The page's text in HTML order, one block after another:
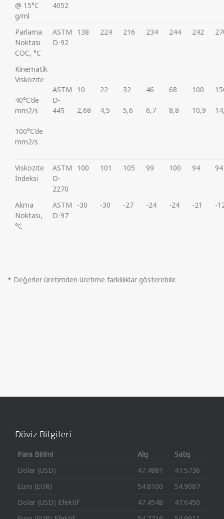
@ 15°C
g/ml
4052
Parlama
Noktası
COC, °C
ASTM
D-92
138 224 216 234 244 242
Kinematik
Viskozite
40°C’de
mm2/s
100°C’de
mm2/s
ASTM
D-
445
10
2,68
22
4,5
32
5,6
46
6,7
68
8,8
100
10,9
Viskozite
İndeksi
ASTM
D-
2270
100 101 105 99 100 94 94
Akma
Noktası,
°C
ASTM
D-97
-30 -30 -27 -24 -24 -21 -
* Değerler üretimden üretime farklılıklar gösterebilir.
Döviz Bilgileri
Para Birimi Alış
Satış
Dolar (USD)
47.4881
47.5736
Euro (EUR)
54.8100
54.9087
Dolar (USD) Efektif
47.4548
47.6450